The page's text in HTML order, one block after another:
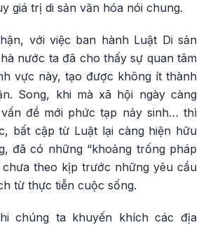
giá trị di sản văn hóa nói chung.
với việc ban hành Luật Di sản
nước ta đã cho thấy sự quan tâm
vực này, tạo được không ít thành
Song, khi mà xã hội ngày càng
đề mới phức tạp nảy sinh… thì
bất cập từ Luật lại càng hiện hữu
đã có những “khoảng trống pháp
chưa theo kịp trước những yêu cầu
từ thực tiễn cuộc sống.
chúng ta khuyến khích các địa